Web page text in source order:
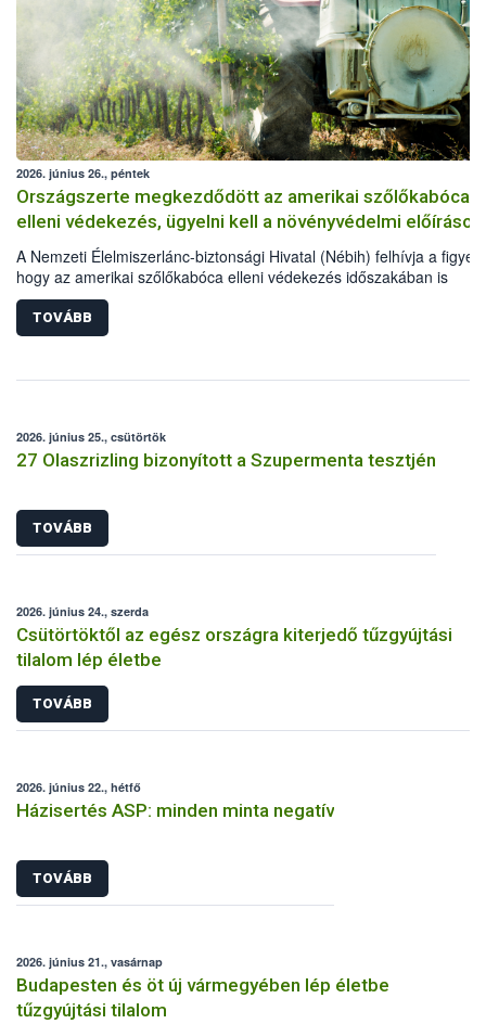
2026. június 26., péntek
Országszerte megkezdődött az amerikai szőlőkabóca
elleni védekezés, ügyelni kell a növényvédelmi
A Nemzeti Élelmiszerlánc-biztonsági Hivatal (Nébih) felhívja a
hogy az amerikai szőlőkabóca elleni védekezés időszakában is
elengedhetetlen a növényvédelmi előírások betartása. Kiemelten
hogy a szőlősgazdák engedélyezett növényvédő szereket
alkalmazzanak, a kezeléseket megfelelő technológiával végezzék
szabályokat. A védekezés során a méhek és vadon élő beporzókat
TOVÁBB
2026. június 25., csütörtök
27 Olaszrizling bizonyított a Szupermenta tesztjén
TOVÁBB
2026. június 24., szerda
Csütörtöktől az egész országra kiterjedő tűzgyújtási
tilalom lép életbe
TOVÁBB
2026. június 22., hétfő
Házisertés ASP: minden minta negatív
TOVÁBB
2026. június 21., vasárnap
Budapesten és öt új vármegyében lép életbe
tűzgyújtási tilalom